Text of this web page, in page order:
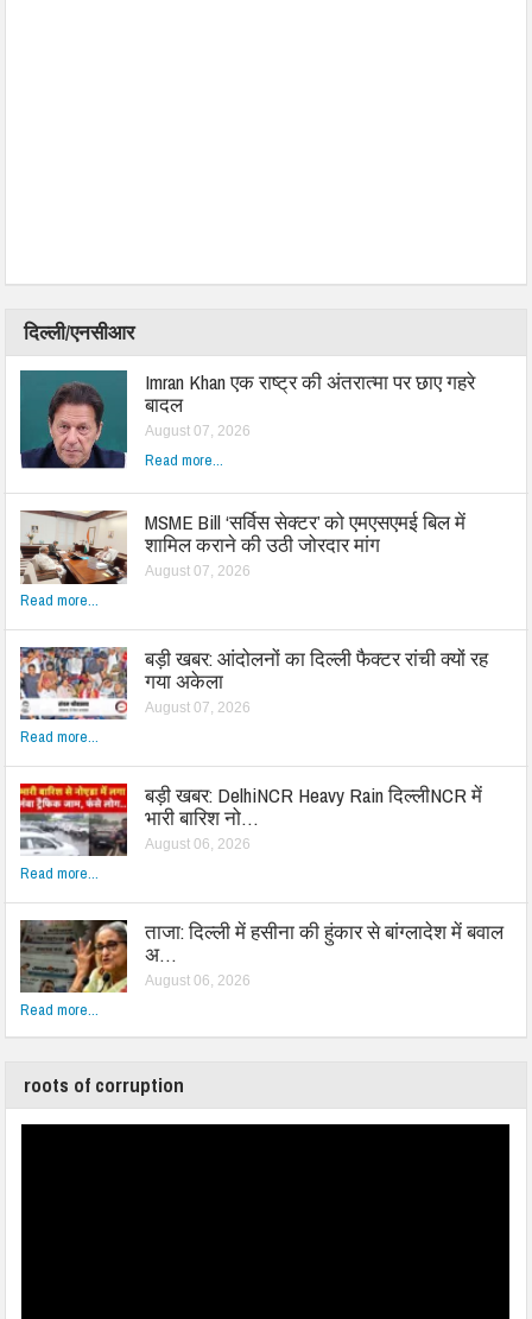
दिल्ली/एनसीआर
Imran Khan एक राष्ट्र की अंतरात्मा पर छाए गहरे
बादल
August 07, 2026
Read more...
MSME Bill ‘सर्विस सेक्टर’ को एमएसएमई बिल में
शामिल कराने की उठी जोरदार मांग
August 07, 2026
Read more...
बड़ी खबर: आंदोलनों का दिल्ली फैक्टर रांची क्यों रह
गया अकेला
August 07, 2026
Read more...
बड़ी खबर: DelhiNCR Heavy Rain दिल्लीNCR में
भारी बारिश नो…
August 06, 2026
Read more...
ताजा: दिल्ली में हसीना की हुंकार से बांग्लादेश में बवाल
अ…
August 06, 2026
Read more...
roots of corruption